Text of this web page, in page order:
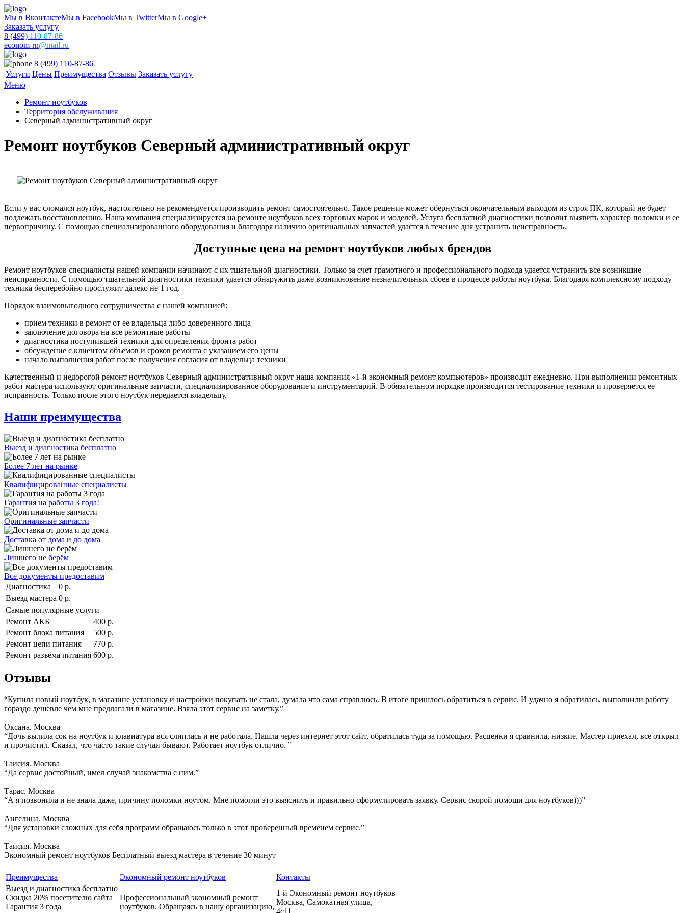
Мы в ВконтактеМы в FacebookМы в TwitterМы в Google+
Заказать услугу
8 (499) 110-87-86
econom-rn@mail.ru
8 (499) 110-87-86
Услуги Цены Преимущества Отзывы Заказать услугу
Меню
Ремонт ноутбуков
Территория обслуживания
Северный административный округ
Ремонт ноутбуков Северный административный округ
Если у вас сломался ноутбук, настоятельно не рекомендуется производить ремонт самостоятельно. Такое решение может обернуться окончательным выходом из строя ПК, который не будет
подлежать восстановлению. Наша компания специализируется на ремонте ноутбуков всех торговых марок и моделей. Услуга бесплатной диагностики позволит выявить характер поломки и ее
первопричину. С помощью специализированного оборудования и благодаря наличию оригинальных запчастей удастся в течение дня устранить неисправность.
Доступные цена на ремонт ноутбуков любых брендов
Ремонт ноутбуков специалисты нашей компании начинают с их тщательной диагностики. Только за счет грамотного и профессионального подхода удается устранить все возникшие
неисправности. С помощью тщательной диагностики техники удается обнаружить даже возникновение незначительных сбоев в процессе работы ноутбука. Благодаря комплексному подходу
техника бесперебойно прослужит далеко не 1 год.
Порядок взаимовыгодного сотрудничества с нашей компанией:
прием техники в ремонт от ее владельца либо доверенного лица
заключение договора на все ремонтные работы
диагностика поступившей техники для определения фронта работ
обсуждение с клиентом объемов и сроков ремонта с указанием его цены
начало выполнения работ после получения согласия от владельца техники
Качественный и недорогой ремонт ноутбуков Северный административный округ наша компания «1-й экономный ремонт компьютеров» производит ежедневно. При выполнении ремонтных
работ мастера используют оригинальные запчасти, специализированное оборудование и инструментарий. В обязательном порядке производится тестирование техники и проверяется ее
исправность. Только после этого ноутбук передается владельцу.
Наши преимущества
Выезд и диагностика бесплатно
Более 7 лет на рынке
Квалифицированные специалисты
Гарантия на работы 3 года!
Оригинальные запчасти
Доставка от дома и до дома
Лишнего не берём
Все документы предоставим
Диагностика
0 р.
Выезд мастера 0 р.
Самые популярные услуги
Ремонт АКБ
400 р.
Ремонт блока питания
500 р.
Ремонт цепи питания
770 р.
Ремонт разъёма питания 600 р.
Отзывы
“Купила новый ноутбук, в магазине установку и настройки покупать не стала, думала что сама справлюсь. В итоге пришлось обратиться в сервис. И удачно я обратилась, выполнили работу
гораздо дешевле чем мне предлагали в магазине. Взяла этот сервис на заметку.”
Оксана. Москва
“Дочь вылила сок на ноутбук и клавиатура вся слиплась и не работала. Нашла через интернет этот сайт, обратилась туда за помощью. Расценки я сравнила, низкие. Мастер приехал, все открыл
и прочистил. Сказал, что часто такие случаи бывают. Работает ноутбук отлично. ”
Таисия. Москва
“Да сервис достойный, имел случай знакомства с ним.”
Тарас. Москва
“А я позвонила и не знала даже, причину поломки ноутом. Мне помогли это выяснить и правильно сформулировать заявку. Сервис скорой помощи для ноутбуков)))”
Ангелина. Москва
“Для установки сложных для себя программ обращаюсь только в этот проверенный временем сервис.”
Таисия. Москва
Экономный ремонт ноутбуков Бесплатный выезд мастера в течение 30 минут
Преимущества Экономный ремонт ноутбуков
Контакты
Выезд и диагностика бесплатно
Скидка 20% посетителю сайта
Гарантия 3 года
Профессиональный экономный ремонт
ноутбуков. Обращаясь в нашу организацию,
1-й Экономный ремонт ноутбуков
Москва, Самокатная улица,